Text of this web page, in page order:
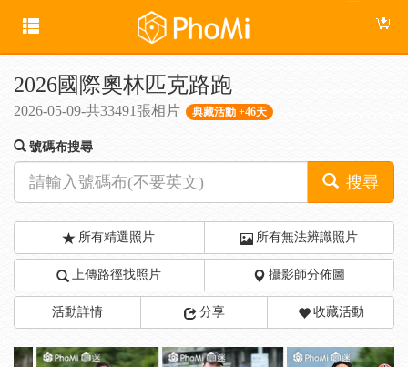
2026國際奧林匹克路跑
2026-05-09-共33491張相片 典藏活動 +46天
號碼布搜尋
搜尋
所有精選照片 所有無法辨識照片
上傳路徑找照片 攝影師分佈圖
活動詳情 分享 收藏活動